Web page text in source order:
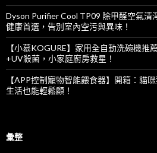
Dyson Purifier Cool TP09 除甲醛空氣清
健康首選，告別室內空污與異味！
【小慕KOGURE】家用全自動洗碗機推
+UV殺菌，小家庭廚房救星！
【APP控制寵物智能餵食器】開箱：貓
生活也能輕鬆顧！
彙整